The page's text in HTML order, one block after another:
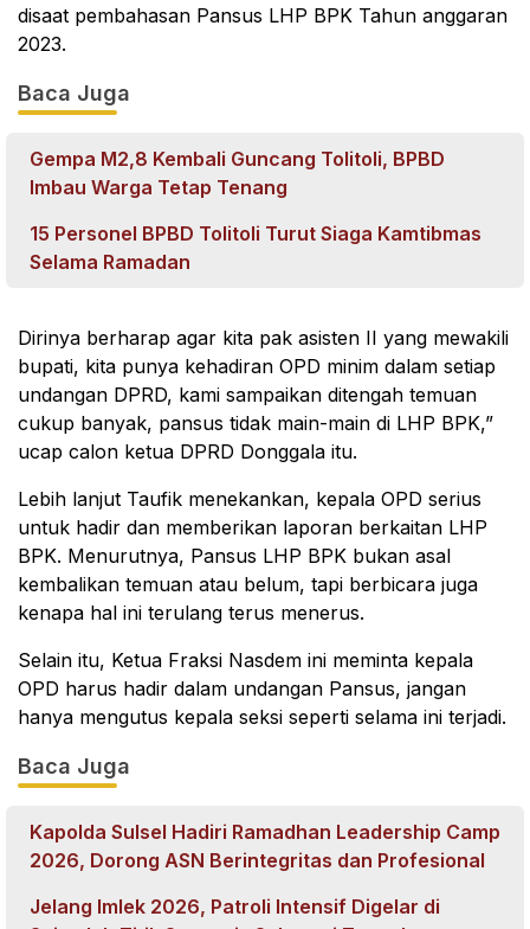
disaat pembahasan Pansus LHP BPK Tahun anggaran
2023.
Baca Juga
Gempa M2,8 Kembali Guncang Tolitoli, BPBD
Imbau Warga Tetap Tenang
15 Personel BPBD Tolitoli Turut Siaga Kamtibmas
Selama Ramadan
Dirinya berharap agar kita pak asisten II yang mewakili
bupati, kita punya kehadiran OPD minim dalam setiap
undangan DPRD, kami sampaikan ditengah temuan
cukup banyak, pansus tidak main-main di LHP BPK,”
ucap calon ketua DPRD Donggala itu.
Lebih lanjut Taufik menekankan, kepala OPD serius
untuk hadir dan memberikan laporan berkaitan LHP
BPK. Menurutnya, Pansus LHP BPK bukan asal
kembalikan temuan atau belum, tapi berbicara juga
kenapa hal ini terulang terus menerus.
Selain itu, Ketua Fraksi Nasdem ini meminta kepala
OPD harus hadir dalam undangan Pansus, jangan
hanya mengutus kepala seksi seperti selama ini terjadi.
Baca Juga
Kapolda Sulsel Hadiri Ramadhan Leadership Camp
2026, Dorong ASN Berintegritas dan Profesional
Jelang Imlek 2026, Patroli Intensif Digelar di